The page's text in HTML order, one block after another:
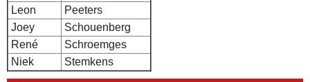
Leon
Peeters
Joey
Schouenberg
René
Schroemges
Niek
Stemkens